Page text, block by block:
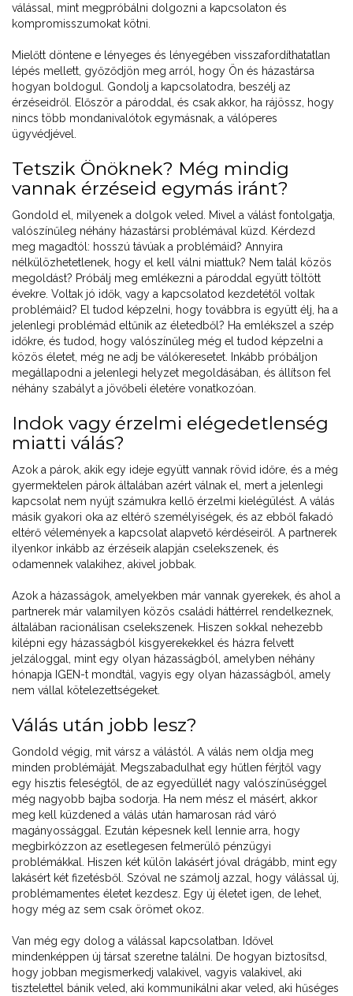
válással, mint megpróbálni dolgozni a kapcsolaton és
kompromisszumokat kötni.
Mielőtt döntene e lényeges és lényegében visszafordíthatatlan
lépés mellett, győződjön meg arról, hogy Ön és házastársa
hogyan boldogul. Gondolj a kapcsolatodra, beszélj az
érzéseidről. Először a pároddal, és csak akkor, ha rájössz, hogy
nincs több mondanivalótok egymásnak, a válóperes
ügyvédjével.
Tetszik Önöknek? Még mindig
vannak érzéseid egymás iránt?
Gondold el, milyenek a dolgok veled. Mivel a válást fontolgatja,
valószínűleg néhány házastársi problémával küzd. Kérdezd
meg magadtól: hosszú távúak a problémáid? Annyira
nélkülözhetetlenek, hogy el kell válni miattuk? Nem talál közös
megoldást? Próbálj meg emlékezni a pároddal együtt töltött
évekre. Voltak jó idők, vagy a kapcsolatod kezdetétől voltak
problémáid? El tudod képzelni, hogy továbbra is együtt élj, ha a
jelenlegi problémád eltűnik az életedből? Ha emlékszel a szép
időkre, és tudod, hogy valószínűleg még el tudod képzelni a
közös életet, még ne adj be válókeresetet. Inkább próbáljon
megállapodni a jelenlegi helyzet megoldásában, és állítson fel
néhány szabályt a jövőbeli életére vonatkozóan.
Indok vagy érzelmi elégedetlenség
miatti válás?
Azok a párok, akik egy ideje együtt vannak rövid időre, és a még
gyermektelen párok általában azért válnak el, mert a jelenlegi
kapcsolat nem nyújt számukra kellő érzelmi kielégülést. A válás
másik gyakori oka az eltérő személyiségek, és az ebből fakadó
eltérő vélemények a kapcsolat alapvető kérdéseiről. A partnerek
ilyenkor inkább az érzéseik alapján cselekszenek, és
odamennek valakihez, akivel jobbak.
Azok a házasságok, amelyekben már vannak gyerekek, és ahol a
partnerek már valamilyen közös családi háttérrel rendelkeznek,
általában racionálisan cselekszenek. Hiszen sokkal nehezebb
kilépni egy házasságból kisgyerekekkel és házra felvett
jelzáloggal, mint egy olyan házasságból, amelyben néhány
hónapja IGEN-t mondtál, vagyis egy olyan házasságból, amely
nem vállal kötelezettségeket.
Válás után jobb lesz?
Gondold végig, mit vársz a válástól. A válás nem oldja meg
minden problémáját. Megszabadulhat egy hűtlen férjtől vagy
egy hisztis feleségtől, de az egyedüllét nagy valószínűséggel
még nagyobb bajba sodorja. Ha nem mész el másért, akkor
meg kell küzdened a válás után hamarosan rád váró
magányossággal. Ezután képesnek kell lennie arra, hogy
megbirkózzon az esetlegesen felmerülő pénzügyi
problémákkal. Hiszen két külön lakásért jóval drágább, mint egy
lakásért két fizetésből. Szóval ne számolj azzal, hogy válással új,
problémamentes életet kezdesz. Egy új életet igen, de lehet,
hogy még az sem csak örömet okoz.
Van még egy dolog a válással kapcsolatban. Idővel
mindenképpen új társat szeretne találni. De hogyan biztosítsd,
hogy jobban megismerkedj valakivel, vagyis valakivel, aki
tisztelettel bánik veled, aki kommunikálni akar veled, aki hűséges